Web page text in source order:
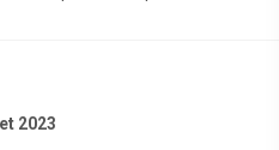
2023